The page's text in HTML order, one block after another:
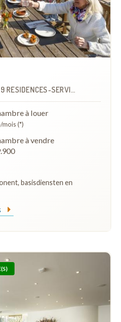
RÉSIDENCES-SERVICES
à louer
/mois (*)
à vendre
basisdiensten en